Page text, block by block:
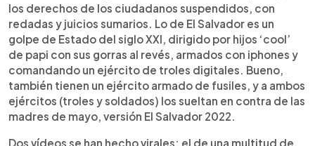
los derechos de los ciudadanos suspendidos, con
redadas y juicios sumarios. Lo de El Salvador es un
golpe de Estado del siglo XXI, dirigido por hijos ‘cool’
de papi con sus gorras al revés, armados con iphones y
comandando un ejército de troles digitales. Bueno,
también tienen un ejército armado de fusiles, y a ambos
ejércitos (troles y soldados) los sueltan en contra de las
madres de mayo, versión El Salvador 2022.
Dos vídeos se han hecho virales: el de una multitud de